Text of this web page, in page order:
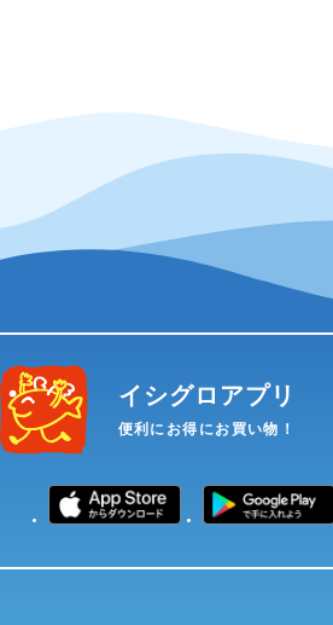
イシグロアプリ
便利にお得にお買い物！